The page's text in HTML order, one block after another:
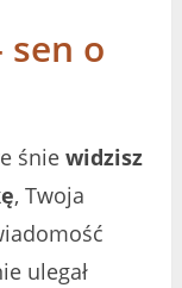
sen o
śniewidzisz
, Twoja
ulegał